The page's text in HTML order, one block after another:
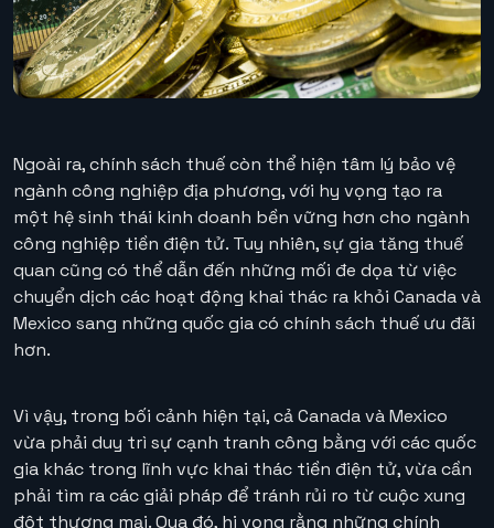
Ngoài ra, chính sách thuế còn thể hiện tâm lý bảo vệ
ngành công nghiệp địa phương, với hy vọng tạo ra
một hệ sinh thái kinh doanh bền vững hơn cho ngành
công nghiệp tiền điện tử. Tuy nhiên, sự gia tăng thuế
quan cũng có thể dẫn đến những mối đe dọa từ việc
chuyển dịch các hoạt động khai thác ra khỏi Canada và
Mexico sang những quốc gia có chính sách thuế ưu đãi
hơn.
Vì vậy, trong bối cảnh hiện tại, cả Canada và Mexico
vừa phải duy trì sự cạnh tranh công bằng với các quốc
gia khác trong lĩnh vực khai thác tiền điện tử, vừa cần
phải tìm ra các giải pháp để tránh rủi ro từ cuộc xung
đột thương mại. Qua đó, hi vọng rằng những chính